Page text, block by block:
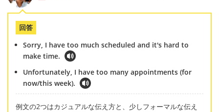
回答
Sorry, I have too much scheduled and it's hard to
make time.
Unfortunately, I have too many appointments (for
now/this week).
例文の2つはカジュアルな伝え方と、少しフォーマルな伝え